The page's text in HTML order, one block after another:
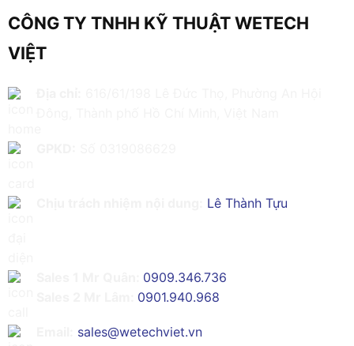
CÔNG TY TNHH KỸ THUẬT WETECH
VIỆT
Lê Thành Tựu
0909.346.736
0901.940.968
sales@wetechviet.vn